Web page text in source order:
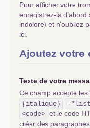
Pour afficher votre
enregistrez-la d’abord
indolore) et n’oubliez
ici.
Ajoutez votre
Texte de votre
Ce champ accepte les
{italique}
-
<code> et le code
créer des